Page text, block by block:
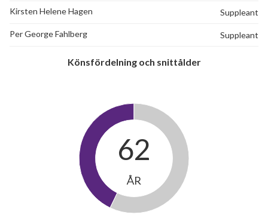
Kirsten Helene Hagen Suppleant
Per George Fahlberg Suppleant
Könsfördelning och snittålder
62
ÅR